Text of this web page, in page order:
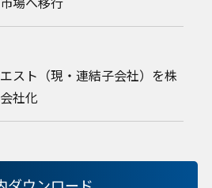
スト（現・連結子会社）を株
社化